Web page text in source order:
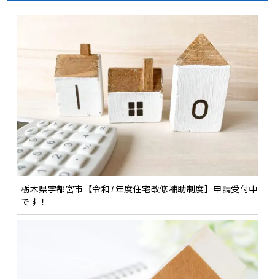
栃木県宇都宮市【令和7年度住宅改修補助制度】申請受付中
です！